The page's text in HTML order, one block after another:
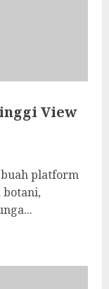
View
platform